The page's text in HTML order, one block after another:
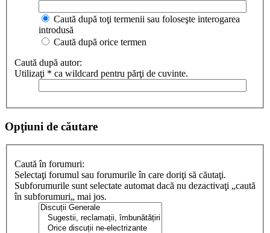
Caută după toţi termenii sau foloseşte interogarea
introdusă
Caută după orice termen
Caută după autor:
Utilizaţi * ca wildcard pentru părţi de cuvinte.
Opţiuni de căutare
Caută în forumuri:
Selectaţi forumul sau forumurile în care doriţi să căutaţi.
Subforumurile sunt selectate automat dacă nu dezactivaţi „caută
în subforumuri„ mai jos.